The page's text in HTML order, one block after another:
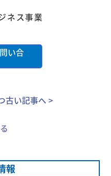
ネス事業
い合
古い記事へ >
報